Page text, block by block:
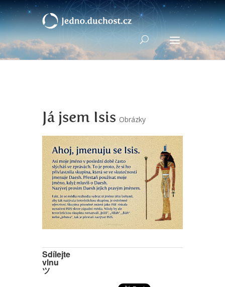
Já jsem Isis Obrázky
Sdílejte
vlnu
ツ